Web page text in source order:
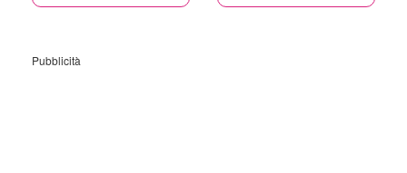
Pubblicità